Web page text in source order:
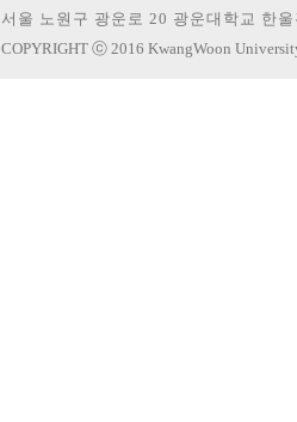
서울 노원구 광운로 20 광운대학교 한
COPYRIGHT ⓒ 2016 KwangWoon